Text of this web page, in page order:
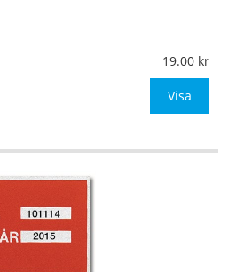
och toppskurna på ark.
valfria färger, va
19.00
Visa